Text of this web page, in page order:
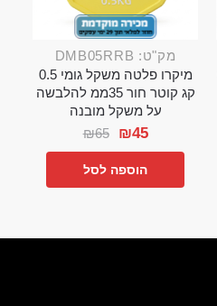
מק"ט: DMB05RRB
מיקרו פלטה משקל גומי 0.5
קג קוטר חור 35ממ להלבשה
על משקל מובנה
₪65 ₪45
הוספה לסל